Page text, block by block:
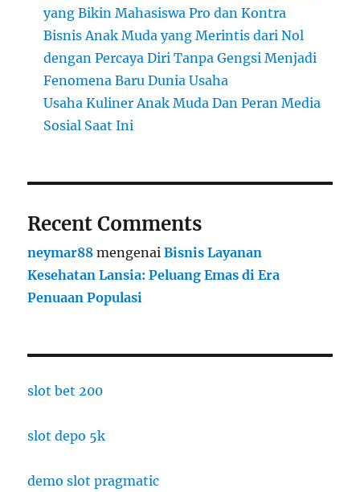
yang Bikin Mahasiswa Pro dan Kontra
Bisnis Anak Muda yang Merintis dari Nol
dengan Percaya Diri Tanpa Gengsi Menjadi
Fenomena Baru Dunia Usaha
Usaha Kuliner Anak Muda Dan Peran Media
Sosial Saat Ini
Recent Comments
neymar88 mengenaiBisnis Layanan
Kesehatan Lansia: Peluang Emas di Era
Penuaan Populasi
slot bet 200
slot depo 5k
demo slot pragmatic